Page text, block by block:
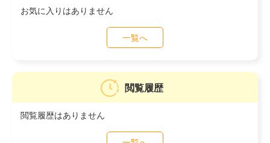
お気に入りはありません
一覧へ
閲覧履歴
閲覧履歴はありません